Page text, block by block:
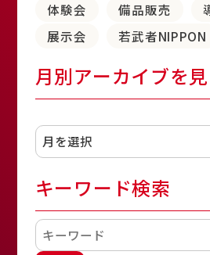
体験会
備品販売
展示会
若武者NIPPON
月別アーカイブを
キーワード検索